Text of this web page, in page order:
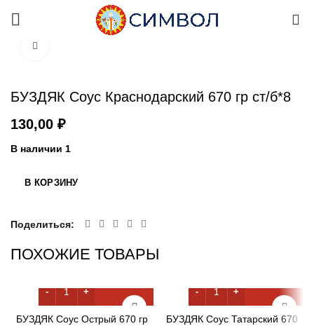
БУЗДЯК Соус Краснодарский 670 гр ст/б*8
₽
В наличии 1
В КОРЗИНУ
Поделиться
ПОХОЖИЕ ТОВАРЫ
БУЗДЯК Соус Острый 670 гр
БУЗДЯК Соус Татарский 670